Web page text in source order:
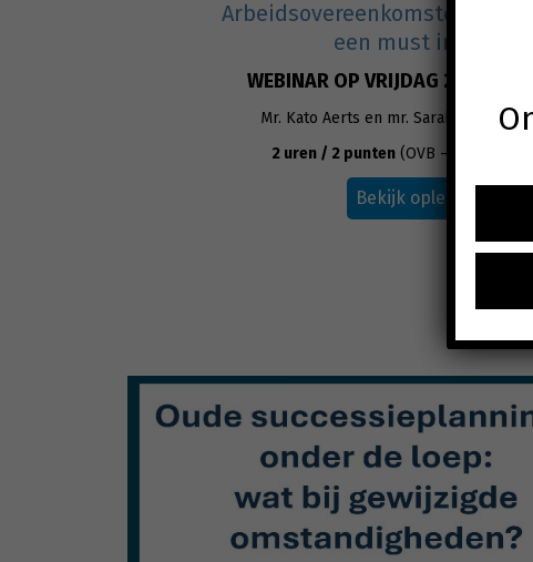
Arbeidsovereenkomsten
een must in 2026
WEBINAR OP VRIJDAG 2
Mr. Kato Aerts en mr. Sarah Witvrouw
2 uren / 2 punten(OVB – IBJ – ITAA –
Bekijk opleiding